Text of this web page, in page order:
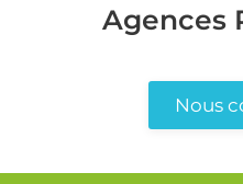
Agences
Nous